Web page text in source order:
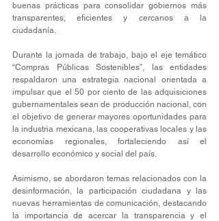
buenas prácticas para consolidar gobiernos más
transparentes, eficientes y cercanos a la
ciudadanía.
Durante la jornada de trabajo, bajo el eje temático
“Compras Públicas Sostenibles”, las entidades
respaldaron una estrategia nacional orientada a
impulsar que el 50 por ciento de las adquisiciones
gubernamentales sean de producción nacional, con
el objetivo de generar mayores oportunidades para
la industria mexicana, las cooperativas locales y las
economías regionales, fortaleciendo así el
desarrollo económico y social del país.
Asimismo, se abordaron temas relacionados con la
desinformación, la participación ciudadana y las
nuevas herramientas de comunicación, destacando
la importancia de acercar la transparencia y el